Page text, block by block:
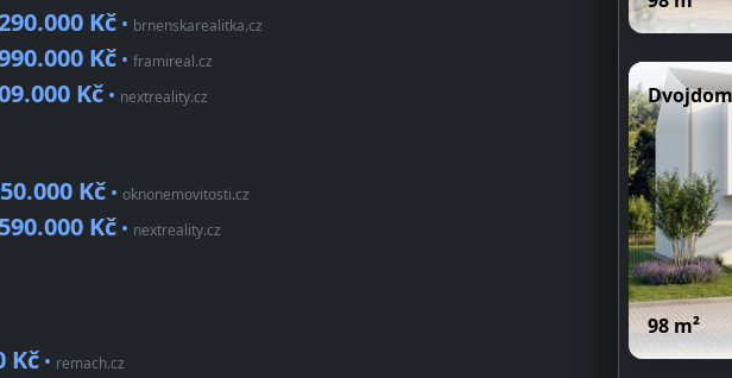
Kč • brnenskarealitka.cz
Kč • framireal.cz
Kč • nextreality.cz
Kč • oknonemovitosti.cz
Kč • nextreality.cz
Kč • remach.cz